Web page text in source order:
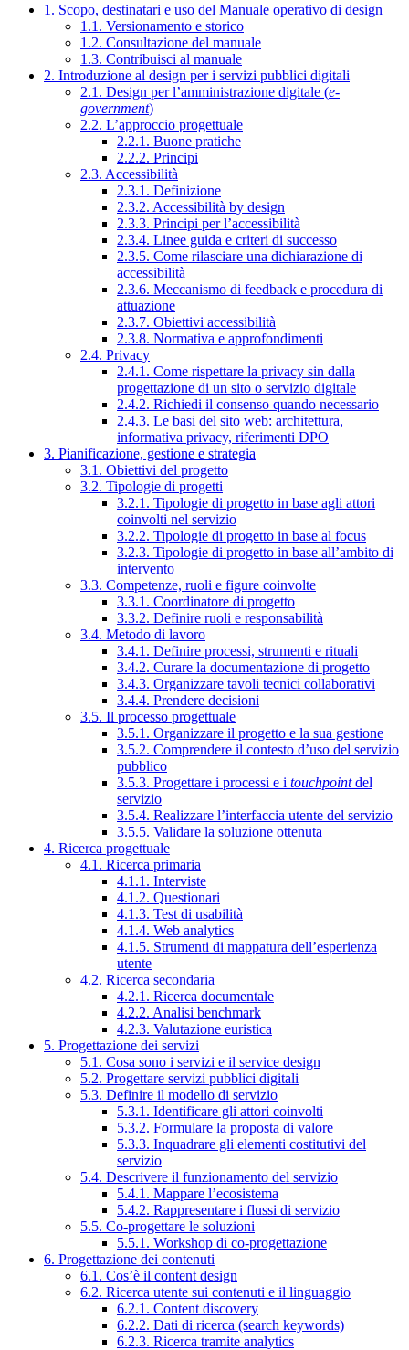
1. Scopo, destinatari e uso del Manuale operativo di design
1.1. Versionamento e storico
1.2. Consultazione del manuale
1.3. Contribuisci al manuale
2. Introduzione al design per i servizi pubblici digitali
2.1. Design per l’amministrazione digitale (e-
government)
2.2. L’approccio progettuale
2.2.1. Buone pratiche
2.2.2. Principi
2.3. Accessibilità
2.3.1. Definizione
2.3.2. Accessibilità by design
2.3.3. Principi per l’accessibilità
2.3.4. Linee guida e criteri di successo
2.3.5. Come rilasciare una dichiarazione di
accessibilità
2.3.6. Meccanismo di feedback e procedura di
attuazione
2.3.7. Obiettivi accessibilità
2.3.8. Normativa e approfondimenti
2.4. Privacy
2.4.1. Come rispettare la privacy sin dalla
progettazione di un sito o servizio digitale
2.4.2. Richiedi il consenso quando necessario
2.4.3. Le basi del sito web: architettura,
informativa privacy, riferimenti DPO
3. Pianificazione, gestione e strategia
3.1. Obiettivi del progetto
3.2. Tipologie di progetti
3.2.1. Tipologie di progetto in base agli attori
coinvolti nel servizio
3.2.2. Tipologie di progetto in base al focus
3.2.3. Tipologie di progetto in base all’ambito di
intervento
3.3. Competenze, ruoli e figure coinvolte
3.3.1. Coordinatore di progetto
3.3.2. Definire ruoli e responsabilità
3.4. Metodo di lavoro
3.4.1. Definire processi, strumenti e rituali
3.4.2. Curare la documentazione di progetto
3.4.3. Organizzare tavoli tecnici collaborativi
3.4.4. Prendere decisioni
3.5. Il processo progettuale
3.5.1. Organizzare il progetto e la sua gestione
3.5.2. Comprendere il contesto d’uso del servizio
pubblico
3.5.3. Progettare i processi e i touchpointdel
servizio
3.5.4. Realizzare l’interfaccia utente del servizio
3.5.5. Validare la soluzione ottenuta
4. Ricerca progettuale
4.1. Ricerca primaria
4.1.1. Interviste
4.1.2. Questionari
4.1.3. Test di usabilità
4.1.4. Web analytics
4.1.5. Strumenti di mappatura dell’esperienza
utente
4.2. Ricerca secondaria
4.2.1. Ricerca documentale
4.2.2. Analisi benchmark
4.2.3. Valutazione euristica
5. Progettazione dei servizi
5.1. Cosa sono i servizi e il service design
5.2. Progettare servizi pubblici digitali
5.3. Definire il modello di servizio
5.3.1. Identificare gli attori coinvolti
5.3.2. Formulare la proposta di valore
5.3.3. Inquadrare gli elementi costitutivi del
servizio
5.4. Descrivere il funzionamento del servizio
5.4.1. Mappare l’ecosistema
5.4.2. Rappresentare i flussi di servizio
5.5. Co-progettare le soluzioni
5.5.1. Workshop di co-progettazione
6. Progettazione dei contenuti
6.1. Cos’è il content design
6.2. Ricerca utente sui contenuti e il linguaggio
6.2.1. Content discovery
6.2.2. Dati di ricerca (search keywords)
6.2.3. Ricerca tramite analytics